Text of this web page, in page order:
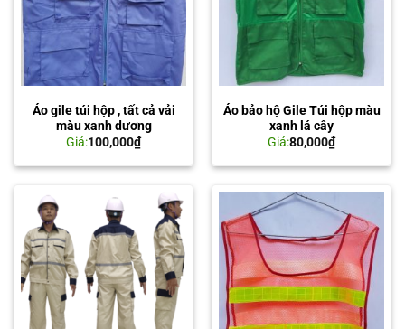
Áo gile túi hộp , tất cả vải
màu xanh dương
Giá:100,000₫
Áo bảo hộ Gile Túi hộp màu
xanh lá cây
Giá:80,000₫